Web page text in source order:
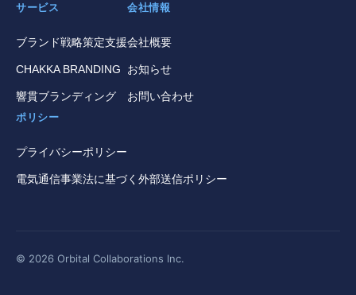
サービス
ブランド戦略策定支援
CHAKKA BRANDING
響貫ブランディング
会社情報
会社概要
お知らせ
お問い合わせ
ポリシー
プライバシーポリシー
電気通信事業法に基づく外部送信ポリシー
© 2026 Orbital Collaborations Inc.